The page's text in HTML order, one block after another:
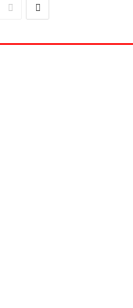
PreviousNext